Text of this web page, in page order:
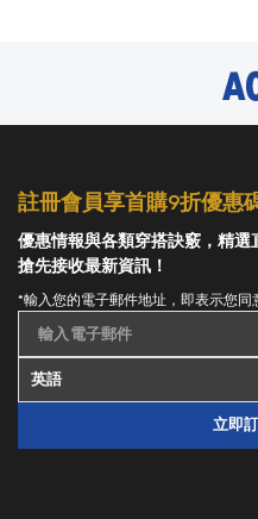
註冊會員享首購9折優惠
優惠情報與各類穿搭訣竅，精選
搶先接收最新資訊！
*輸入您的電子郵件地址，即表示您同
輸入電子郵件
立即